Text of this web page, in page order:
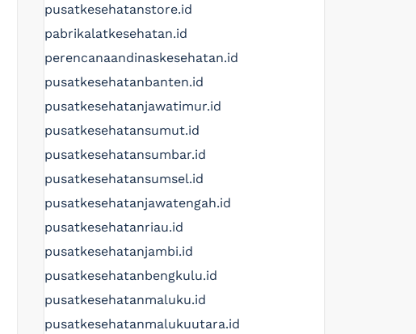
pusatkesehatanstore.id
pabrikalatkesehatan.id
perencanaandinaskesehatan.id
pusatkesehatanbanten.id
pusatkesehatanjawatimur.id
pusatkesehatansumut.id
pusatkesehatansumbar.id
pusatkesehatansumsel.id
pusatkesehatanjawatengah.id
pusatkesehatanriau.id
pusatkesehatanjambi.id
pusatkesehatanbengkulu.id
pusatkesehatanmaluku.id
pusatkesehatanmalukuutara.id